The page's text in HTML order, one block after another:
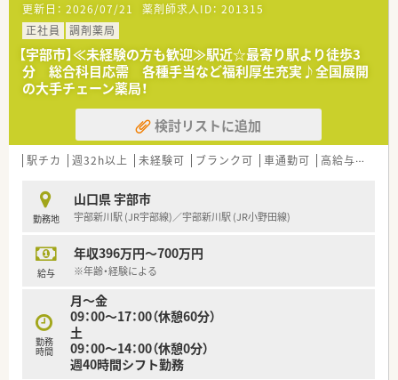
更新日： 2026/07/21 薬剤師求人ID： 201315
正社員
調剤薬局
【宇部市】≪未経験の方も歓迎≫駅近☆最寄り駅より徒歩3
分 総合科目応需 各種手当など福利厚生充実♪全国展開
の大手チェーン薬局！
検討リストに追加
駅チカ 週32h以上 未経験可 ブランク可 車通勤可 高給与(600万円以上)
勤務地
山口県 宇部市
宇部新川駅 (JR宇部線)／宇部新川駅 (JR小野田線)
給与
年収396万円～700万円
※年齢・経験による
勤務
時間
月～金
09：00～17：00（休憩60分）
土
09：00～14：00（休憩0分）
週40時間シフト勤務